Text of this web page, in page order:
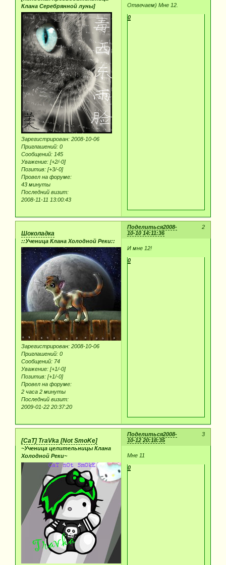
Клана Серебрянной луны]
Зарегистрирован: 2008-10-06
Приглашений: 0
Сообщений: 145
Уважение: [+2/-0]
Позитив: [+3/-0]
Провел на форуме:
43 минуты
Последний визит:
2008-11-11 13:00:43
Отвечаем) Мне 12.
0
Поделиться 2
2008-
10-10 14:11:36
Шоколадка
::Ученица Клана Холодной Реки::
Зарегистрирован: 2008-10-06
Приглашений: 0
Сообщений: 74
Уважение: [+1/-0]
Позитив: [+1/-0]
Провел на форуме:
2 часа 2 минуты
Последний визит:
2009-01-22 20:37:20
И мне 12!
0
Поделиться 3
2008-
10-12 20:18:35
[CaT] TraVka [Not SmoKe]
~Ученица целительницы Клана
Холодной Реки~
Мне 11
0